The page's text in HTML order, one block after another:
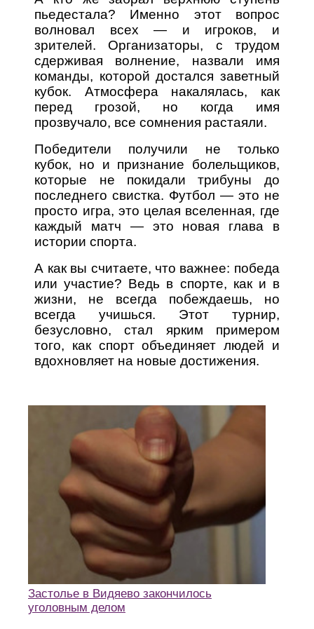
пьедестала? Именно этот вопрос
волновал всех — и игроков, и
зрителей. Организаторы, с трудом
сдерживая волнение, назвали имя
команды, которой достался заветный
кубок. Атмосфера накалялась, как
перед грозой, но когда имя
прозвучало, все сомнения растаяли.
Победители получили не только
кубок, но и признание болельщиков,
которые не покидали трибуны до
последнего свистка. Футбол — это не
просто игра, это целая вселенная, где
каждый матч — это новая глава в
истории спорта.
А как вы считаете, что важнее: победа
или участие? Ведь в спорте, как и в
жизни, не всегда побеждаешь, но
всегда учишься. Этот турнир,
безусловно, стал ярким примером
того, как спорт объединяет людей и
вдохновляет на новые достижения.
Застолье в Видяево закончилось
уголовным делом